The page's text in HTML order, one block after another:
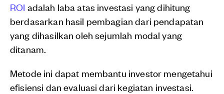
ROI adalah laba atas investasi yang dihitung
berdasarkan hasil pembagian dari pendapatan
yang dihasilkan oleh sejumlah modal yang
ditanam.
Metode ini dapat membantu investor mengetahui
efisiensi dan evaluasi dari kegiatan investasi.